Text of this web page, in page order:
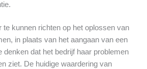
te kunnen richten op het oplossen van
in plaats van het aangaan van een
denken dat het bedrijf haar problemen
ziet. De huidige waardering van